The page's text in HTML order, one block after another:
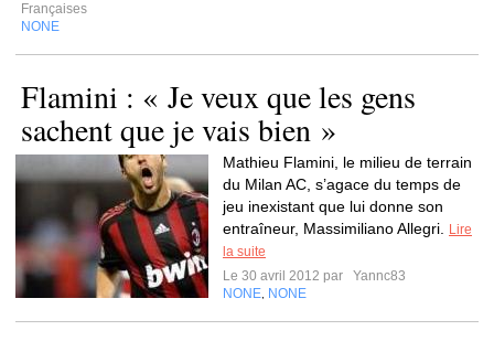
Françaises
NONE
Flamini : « Je veux que les gens
sachent que je vais bien »
Mathieu Flamini, le milieu de terrain
du Milan AC, s’agace du temps de
jeu inexistant que lui donne son
entraîneur, Massimiliano Allegri.
Lire
la suite
Le 30 avril 2012 par
Yannc83
NONE NONE